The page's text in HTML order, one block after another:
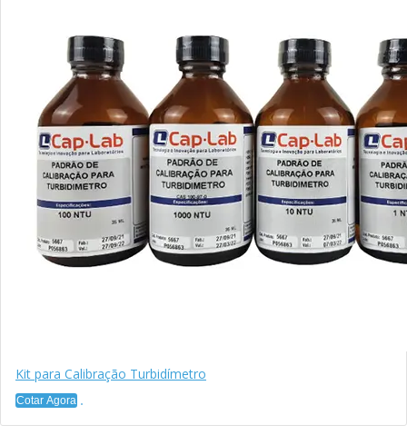
Kit para Calibração Turbidímetro
Cotar Agora